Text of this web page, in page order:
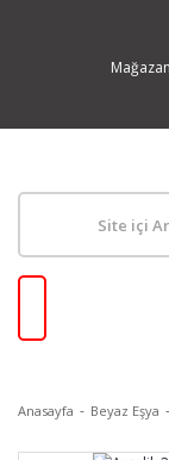
Anasayfa Beyaz Eşya